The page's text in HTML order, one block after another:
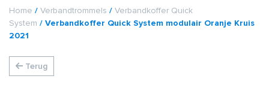
Home / Verbandtrommels / Verbandkoffer Quick
System / Verbandkoffer Quick System modulair Oranje Kruis
2021
Terug